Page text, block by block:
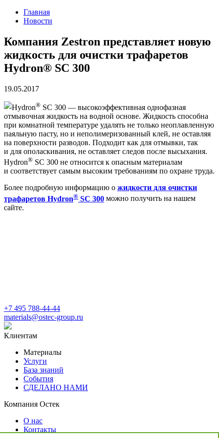
Главная
Новости
Компания Zestron представляет новую
жидкость для очистки трафаретов
Hydron® SC 300
19.05.2017
Hydron® SC 300 — высокоэффективная однофазная
отмывочная жидкость на водной основе. Жидкость способна
при комнатной температуре удалять не только неоплавленную
паяльную пасту, но и неполимеризованный клей, не оставляя
на поверхности разводов. Подходит как для отмывки, так
и для ополаскивания, не оставляет следов после высыхания.
Hydron® SC 300 не относится к опасным материалам
и соответствует самым высоким требованиям по охране труда.
Более подробную информацию о жидкости для очистки
трафаретов Hydron® SC 300 можно получить на нашем
сайте.
+7 495 788-44-44
materials@ostec-group.ru
Клиентам
Материалы
Услуги
База знаний
События
СДЕЛАНО НАМИ
Компания Остек
О нас
Контакты